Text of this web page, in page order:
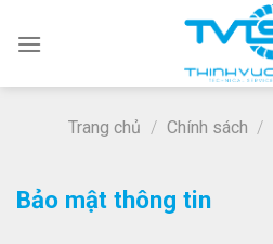
Trang chủ / Chính sách /
Bảo mật thông tin